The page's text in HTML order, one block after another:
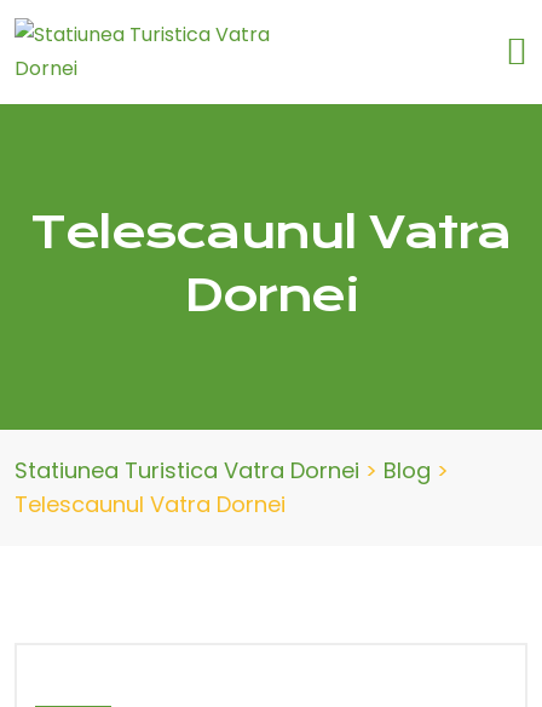
Telescaunul Vatra
Dornei
Statiunea Turistica Vatra Dornei > Blog >
Telescaunul Vatra Dornei